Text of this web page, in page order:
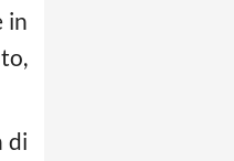
in
di